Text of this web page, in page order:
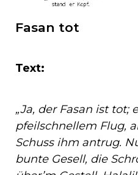
Fasan tot
Text:
„Ja, der Fasan ist tot;
pfeilschnellem Flug,
Schuss ihm antrug.
bunte Gesell, die